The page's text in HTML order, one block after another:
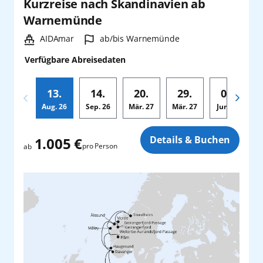
Kurzreise nach Skandinavien ab
Warnemünde
Schiff:
AIDAmar Hafen:
ab/bis Warnemünde
Verfügbare Abreisedaten
13.
Aug. 26
14.
Sep.26
20.
Mär. 27
29.
Mär. 27
01.
Jun.
ab 1.005 €pro Person Details & Buchen